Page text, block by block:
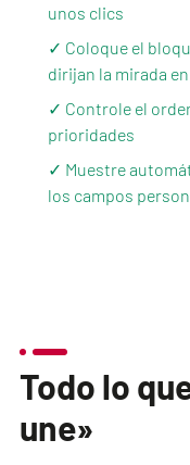
unos clics
✓ Coloque el
dirijan la mirada
✓ Controle el
prioridades
✓ Muestre
los campos
Todo lo
une»